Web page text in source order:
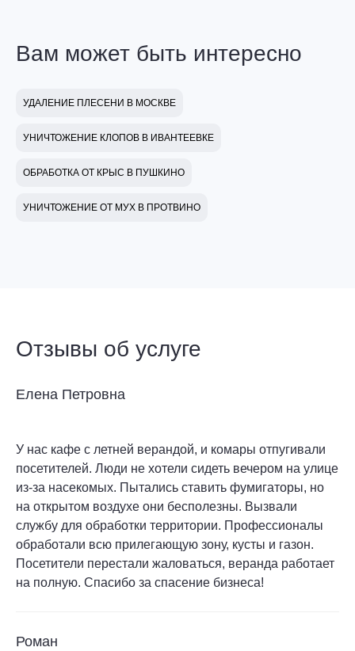
Вам может быть интересно
УДАЛЕНИЕ ПЛЕСЕНИ В МОСКВЕ
УНИЧТОЖЕНИЕ КЛОПОВ В ИВАНТЕЕВКЕ
ОБРАБОТКА ОТ КРЫС В ПУШКИНО
УНИЧТОЖЕНИЕ ОТ МУХ В ПРОТВИНО
Отзывы об услуге
Елена Петровна
У нас кафе с летней верандой, и комары отпугивали
посетителей. Люди не хотели сидеть вечером на улице
из-за насекомых. Пытались ставить фумигаторы, но
на открытом воздухе они бесполезны. Вызвали
службу для обработки территории. Профессионалы
обработали всю прилегающую зону, кусты и газон.
Посетители перестали жаловаться, веранда работает
на полную. Спасибо за спасение бизнеса!
Роман